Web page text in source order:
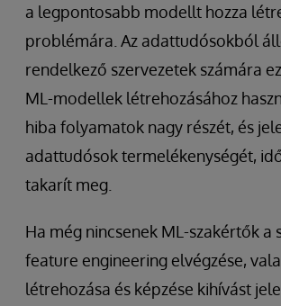
a legpontosabb modellt hozza
problémára. Az adattudósokból
rendelkező szervezetek számára
ML-modellek létrehozásához
hiba folyamatok nagy részét, és
adattudósok termelékenységét,
takarít meg.
Ha még nincsenek ML-szakértők a
feature engineering elvégzése,
létrehozása és képzése kihívást